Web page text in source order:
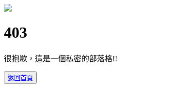
403
很抱歉，這是一個私密的部落格!!
返回首頁